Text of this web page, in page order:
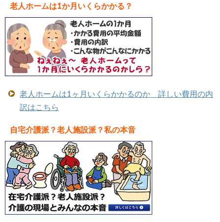
老人ホームは1か月いくらかかる？
老人ホームは1ヶ月いくらかかるのか 詳しい費用の内
訳はこちら
自宅介護派？老人施設派？私の本音